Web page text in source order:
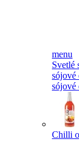
menu
Svetlé
sójové
sójové
Chilli